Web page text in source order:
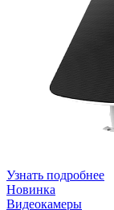
Узнать подробнее
Новинка
Видеокамеры